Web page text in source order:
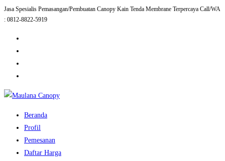
Skip
to
Jasa Spesialis Pemasangan/Pembuatan Canopy Kain Tenda Membrane Terpercaya Call/WA
: 0812-8822-5919
Beranda
Profil
Pemesanan
Daftar Harga